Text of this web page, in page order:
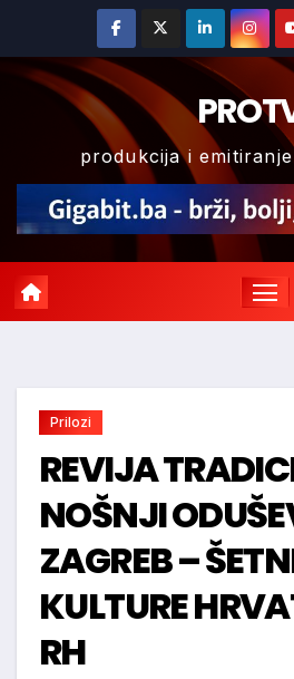
content
produkcija i
Prilozi
REVIJA
NOŠNJI
ZAGREB –
KULTURE
RH